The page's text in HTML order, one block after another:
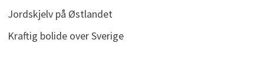
Jordskjelv på Østlandet
Kraftig bolide over Sverige